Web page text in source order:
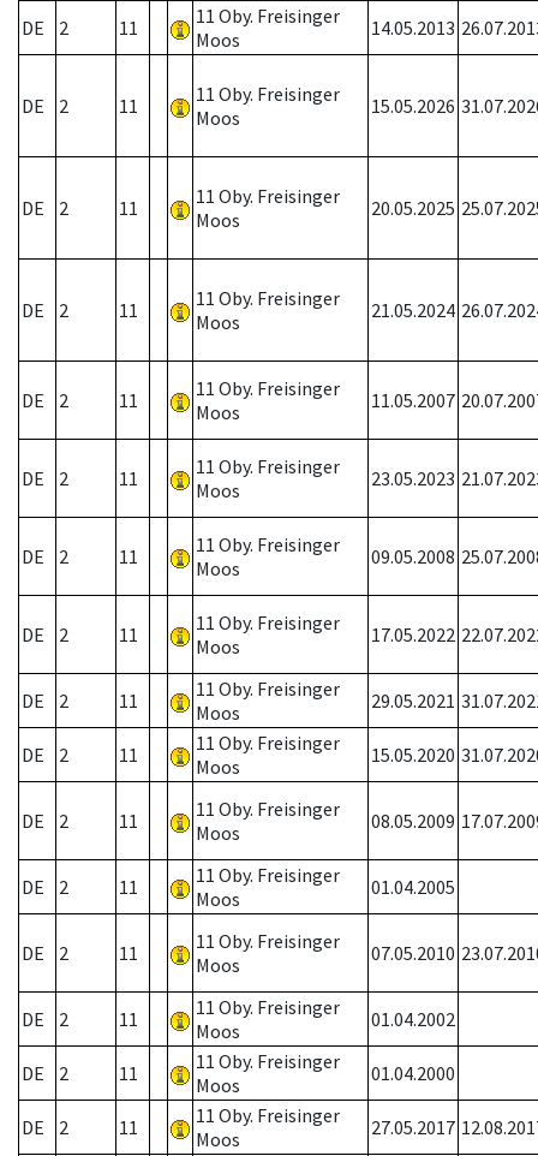
DE 2 11
11 Oby. Freisinger
Moos
14.05.2013
DE 2 11
11 Oby. Freisinger
Moos
15.05.2026
DE 2 11
11 Oby. Freisinger
Moos
20.05.2025
DE 2 11
11 Oby. Freisinger
Moos
21.05.2024
DE 2 11
11 Oby. Freisinger
Moos
11.05.2007
DE 2 11
11 Oby. Freisinger
Moos
23.05.2023
DE 2 11
11 Oby. Freisinger
Moos
09.05.2008
DE 2 11
11 Oby. Freisinger
Moos
17.05.2022
DE 2 11
11 Oby. Freisinger
Moos
29.05.2021
DE 2 11
11 Oby. Freisinger
Moos
15.05.2020
DE 2 11
11 Oby. Freisinger
Moos
08.05.2009
DE 2 11
11 Oby. Freisinger
Moos
01.04.2005
DE 2 11
11 Oby. Freisinger
Moos
07.05.2010
DE 2 11
11 Oby. Freisinger
Moos
01.04.2002
DE 2 11
11 Oby. Freisinger
Moos
01.04.2000
DE 2 11
11 Oby. Freisinger
Moos
27.05.2017